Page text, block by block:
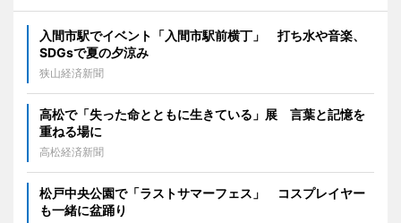
入間市駅でイベント「入間市駅前横丁」 打ち水や音楽、
SDGsで夏の夕涼み
狭山経済新聞
高松で「失った命とともに生きている」展 言葉と記憶を
重ねる場に
高松経済新聞
松戸中央公園で「ラストサマーフェス」 コスプレイヤー
も一緒に盆踊り